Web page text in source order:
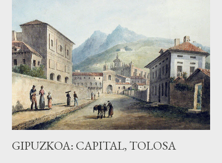
somos de ideas fijas, no nos arredramos y comenzamos
nuestra pequeña aventura. La autocaravana te permite volver
a ver tus viajes con cierto aire romántico, y a pesar de que las
comodidades tanto del entorno por el que viajamos (Europa)
como del medio (disponemos, de nevera, cocina, ducha, baño
y demás comodidades de la vida moderna) no tengan nada
que ver con las de un viaje de aventura, te da la posibilidad de
improvisar y cierto aire de vagabundo nóma...
GIPUZKOA: CAPITAL, TOLOSA